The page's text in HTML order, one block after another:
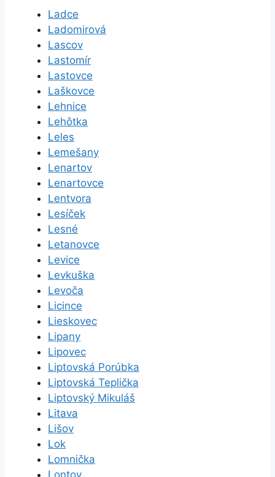
Ladce
Ladomirová
Lascov
Lastomír
Lastovce
Laškovce
Lehnice
Lehôtka
Leles
Lemešany
Lenartov
Lenartovce
Lentvora
Lesíček
Lesné
Letanovce
Levice
Levkuška
Levoča
Licince
Lieskovec
Lipany
Lipovec
Liptovská Porúbka
Liptovská Teplička
Liptovský Mikuláš
Litava
Lišov
Lok
Lomnička